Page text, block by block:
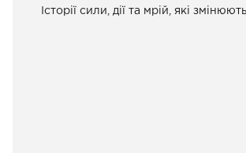
Історії сили, дії та мрій, які